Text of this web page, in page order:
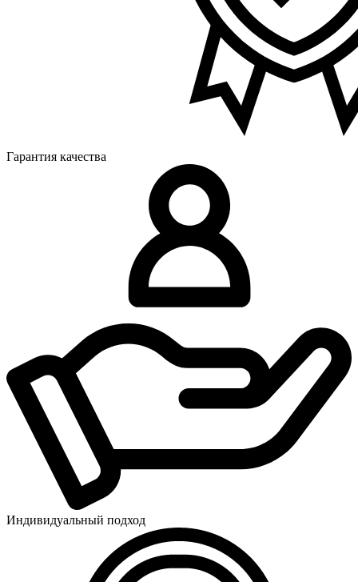
Гарантия качества
Индивидуальный подход